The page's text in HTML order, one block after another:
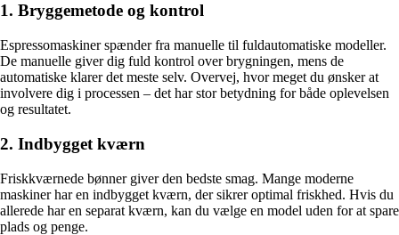
1. Bryggemetode og kontrol
Espressomaskiner spænder fra manuelle til fuldautomatiske modeller.
De manuelle giver dig fuld kontrol over brygningen, mens de
automatiske klarer det meste selv. Overvej, hvor meget du ønsker at
involvere dig i processen – det har stor betydning for både oplevelsen
og resultatet.
2. Indbygget kværn
Friskkværnede bønner giver den bedste smag. Mange moderne
maskiner har en indbygget kværn, der sikrer optimal friskhed. Hvis du
allerede har en separat kværn, kan du vælge en model uden for at spare
plads og penge.